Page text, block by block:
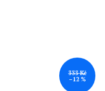
333 Kč
–12 %